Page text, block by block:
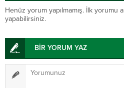
Henüz yorum yapılmamış. İlk yorumu
yapabilirsiniz.
BİR YORUM YAZ